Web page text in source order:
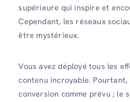
supérieure qui inspire et
Cependant, les réseaux
être mystérieux.
Vous avez déployé tous les
contenu incroyable. Pourtant,
conversion comme prévu ; le